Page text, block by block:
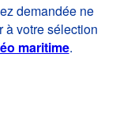
demandée ne
à votre sélection
maritime.